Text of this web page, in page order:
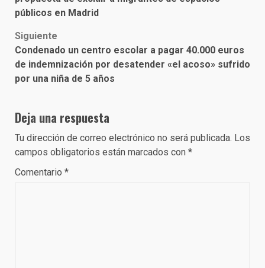
públicos en Madrid
Siguiente
Condenado un centro escolar a pagar 40.000 euros
de indemnización por desatender «el acoso» sufrido
por una niña de 5 años
Deja una respuesta
Tu dirección de correo electrónico no será publicada. Los
campos obligatorios están marcados con *
Comentario *